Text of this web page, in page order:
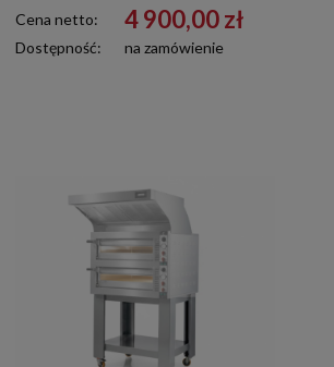
Cena netto: 4 900,00 zł
Dostępność: na zamówienie